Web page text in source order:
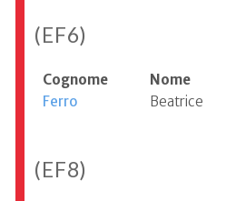
(EF6)
Cognome Nome
Ferro
Beatrice
(EF8)